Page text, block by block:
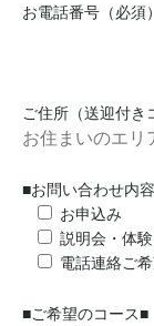
お電話番号（必須）
ご住所（送迎付き
■お問い合わせ内
お申込み
説明会・体
電話連絡ご
■ご希望のコース■